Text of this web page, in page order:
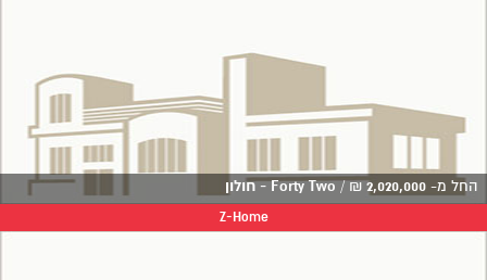
החל מ- 2,020,000
₪
/ Forty Two - חולון
Z-Home